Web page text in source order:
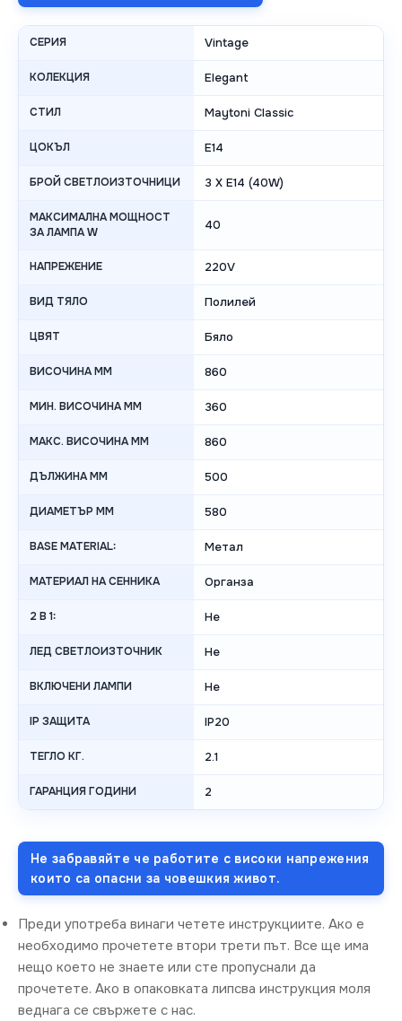
СЕРИЯ Vintage
КОЛЕКЦИЯ Elegant
СТИЛ Maytoni Classic
ЦОКЪЛ E14
БРОЙ СВЕТЛОИЗТОЧНИЦИ 3 X E14 (40W)
МАКСИМАЛНА МОЩНОСТ
ЗА ЛАМПА W
40
НАПРЕЖЕНИЕ 220V
ВИД ТЯЛО Полилей
ЦВЯТ Бяло
ВИСОЧИНА MM 860
МИН. ВИСОЧИНА MM 360
МАКС. ВИСОЧИНА MM 860
ДЪЛЖИНА MM 500
ДИАМЕТЪР MM 580
BASE MATERIAL: Метал
МАТЕРИАЛ НА СЕННИКА Органза
2 В 1: Не
ЛЕД СВЕТЛОИЗТОЧНИК Не
ВКЛЮЧЕНИ ЛАМПИ Не
IP ЗАЩИТА IP20
ТЕГЛО КГ. 2.1
ГАРАНЦИЯ ГОДИНИ 2
Не забравяйте че работите с високи напрежения
които са опасни за човешкия живот.
Преди употреба винаги четете инструкциите. Ако е
необходимо прочетете втори трети път. Все ще има
нещо което не знаете или сте пропуснали да
прочетете. Ако в опаковката липсва инструкция моля
веднага се свържете с нас.